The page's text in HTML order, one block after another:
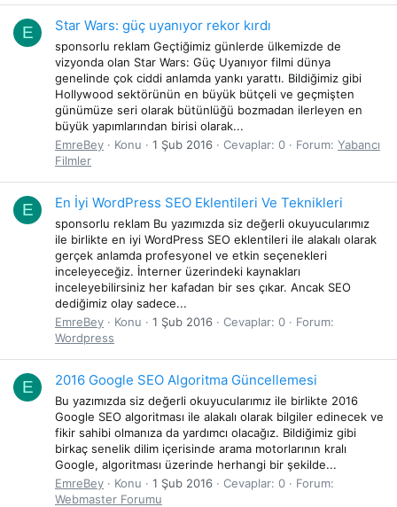
E Star Wars: güç uyanıyor rekor kırdı
sponsorlu reklam Geçtiğimiz günlerde ülkemizde de
vizyonda olan Star Wars: Güç Uyanıyor filmi dünya
genelinde çok ciddi anlamda yankı yarattı. Bildiğimiz gibi
Hollywood sektörünün en büyük bütçeli ve geçmişten
günümüze seri olarak bütünlüğü bozmadan ilerleyen en
büyük yapımlarından birisi olarak...
EmreBey
Konu 1 Şub 2016 Cevaplar: 0 Forum: Yabancı
Filmler
E En İyi WordPress SEO Eklentileri Ve Teknikleri
sponsorlu reklam Bu yazımızda siz değerli okuyucularımız
ile birlikte en iyi WordPress SEO eklentileri ile alakalı olarak
gerçek anlamda profesyonel ve etkin seçenekleri
inceleyeceğiz. İnterner üzerindeki kaynakları
inceleyebilirsiniz her kafadan bir ses çıkar. Ancak SEO
dediğimiz olay sadece...
EmreBey
Konu 1 Şub 2016 Cevaplar: 0
Forum:
Wordpress
E 2016 Google SEO Algoritma Güncellemesi
Bu yazımızda siz değerli okuyucularımız ile birlikte 2016
Google SEO algoritması ile alakalı olarak bilgiler edinecek ve
fikir sahibi olmanıza da yardımcı olacağız. Bildiğimiz gibi
birkaç senelik dilim içerisinde arama motorlarının kralı
Google, algoritması üzerinde herhangi bir şekilde...
EmreBey
Konu 1 Şub 2016 Cevaplar: 0
Forum:
Webmaster Forumu